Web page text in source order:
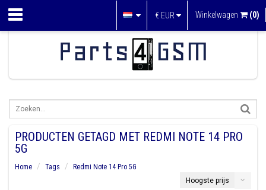
€ EUR Winkelwagen (0)
PRODUCTEN GETAGD MET REDMI NOTE 14 PRO
5G
Home Tags
Redmi Note 14 Pro 5G
Hoogste prijs